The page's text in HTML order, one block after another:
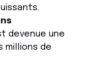
devenue une
millions de